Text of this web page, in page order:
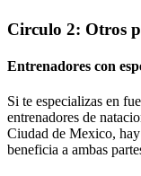
Circulo 2: Otros
Entrenadores con
Si te especializas en
entrenadores de
Ciudad de Mexico,
beneficia a ambas